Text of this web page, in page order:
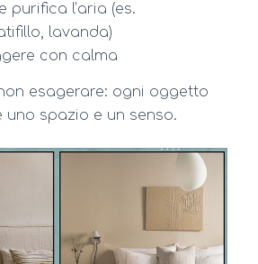
purifica l’aria (es.
lavanda)
con calma
esagerare: ogni oggetto
uno spazio e un senso.